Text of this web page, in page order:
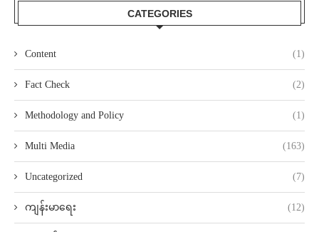
CATEGORIES
Content (1)
Fact Check (2)
Methodology and Policy (1)
Multi Media (163)
Uncategorized (7)
ကျန်းမာရေး (12)